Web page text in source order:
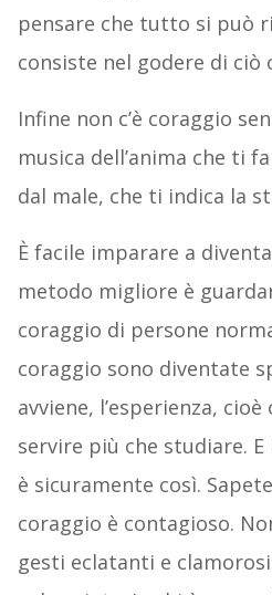
pensare che tutto si può
consiste nel godere di ciò
Infine non c’è coraggio
musica dell’anima che ti
dal male, che ti indica la
È facile imparare a
metodo migliore è
coraggio di persone
coraggio sono diventate
avviene, l’esperienza,
servire più che studiare.
è sicuramente così.
coraggio è contagioso.
gesti eclatanti e